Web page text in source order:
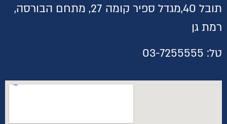
תובל 40,
מגדל ספיר קומה 27, מתחם הבורסה,
רמת גן
טל: 03-7255555